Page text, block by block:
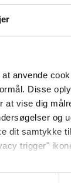
anvende
Disse
at vise dig
og
dit samtykke
trigger"